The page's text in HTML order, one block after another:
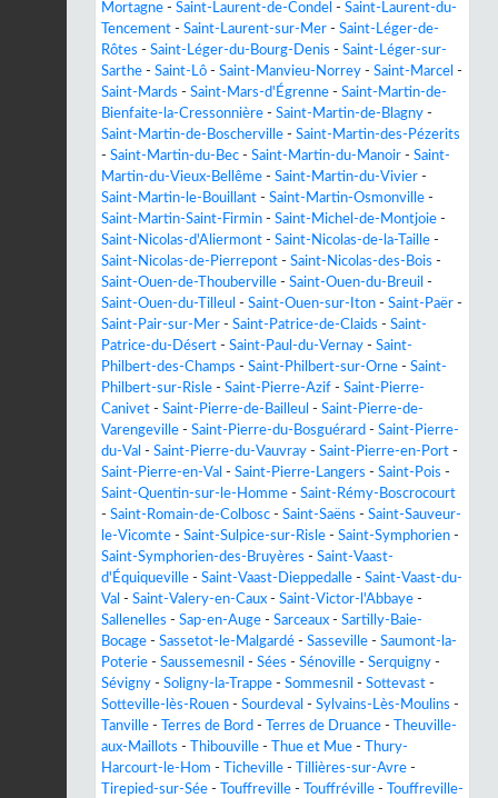
Mortagne - Saint-Laurent-de-Condel - Saint-Laurent-du-
Tencement - Saint-Laurent-sur-Mer - Saint-Léger-de-
Rôtes - Saint-Léger-du-Bourg-Denis - Saint-Léger-sur-
Sarthe - Saint-Lô - Saint-Manvieu-Norrey - Saint-Marcel -
Saint-Mards - Saint-Mars-d'Égrenne - Saint-Martin-de-
Bienfaite-la-Cressonnière - Saint-Martin-de-Blagny -
Saint-Martin-de-Boscherville - Saint-Martin-des-Pézerits
- Saint-Martin-du-Bec - Saint-Martin-du-Manoir - Saint-
Martin-du-Vieux-Bellême - Saint-Martin-du-Vivier -
Saint-Martin-le-Bouillant - Saint-Martin-Osmonville -
Saint-Martin-Saint-Firmin - Saint-Michel-de-Montjoie -
Saint-Nicolas-d'Aliermont - Saint-Nicolas-de-la-Taille -
Saint-Nicolas-de-Pierrepont - Saint-Nicolas-des-Bois -
Saint-Ouen-de-Thouberville - Saint-Ouen-du-Breuil -
Saint-Ouen-du-Tilleul - Saint-Ouen-sur-Iton - Saint-Paër -
Saint-Pair-sur-Mer - Saint-Patrice-de-Claids - Saint-
Patrice-du-Désert - Saint-Paul-du-Vernay - Saint-
Philbert-des-Champs - Saint-Philbert-sur-Orne - Saint-
Philbert-sur-Risle - Saint-Pierre-Azif - Saint-Pierre-
Canivet - Saint-Pierre-de-Bailleul - Saint-Pierre-de-
Varengeville - Saint-Pierre-du-Bosguérard - Saint-Pierre-
du-Val - Saint-Pierre-du-Vauvray - Saint-Pierre-en-Port -
Saint-Pierre-en-Val - Saint-Pierre-Langers - Saint-Pois -
Saint-Quentin-sur-le-Homme - Saint-Rémy-Boscrocourt
- Saint-Romain-de-Colbosc - Saint-Saëns - Saint-Sauveur-
le-Vicomte - Saint-Sulpice-sur-Risle - Saint-Symphorien -
Saint-Symphorien-des-Bruyères - Saint-Vaast-
d'Équiqueville - Saint-Vaast-Dieppedalle - Saint-Vaast-du-
Val - Saint-Valery-en-Caux - Saint-Victor-l'Abbaye -
Sallenelles - Sap-en-Auge - Sarceaux - Sartilly-Baie-
Bocage - Sassetot-le-Malgardé - Sasseville - Saumont-la-
Poterie - Saussemesnil - Sées - Sénoville - Serquigny -
Sévigny - Soligny-la-Trappe - Sommesnil - Sottevast -
Sotteville-lès-Rouen - Sourdeval - Sylvains-Lès-Moulins -
Tanville - Terres de Bord - Terres de Druance -
Theuville-
aux-Maillots - Thibouville - Thue et Mue -
Thury-
Harcourt-le-Hom - Ticheville - Tillières-sur-Avre -
Tirepied-sur-Sée - Touffreville - Touffréville -
Touffreville-